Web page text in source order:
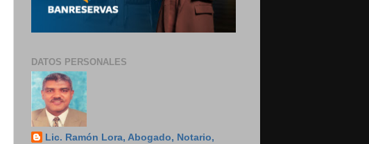
DATOS PERSONALES
Lic. Ramón Lora, Abogado, Notario,